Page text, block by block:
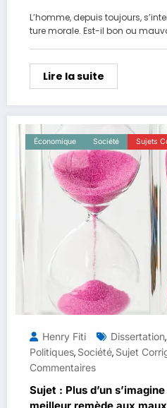
L’homme, depuis toujours,
ture morale. Est-il bon ou
Lire la suite
Économique Société Sujets
Henry Fiti Dissertation,
Politiques, Société, Sujet
Commentaires
Sujet : Plus d’un